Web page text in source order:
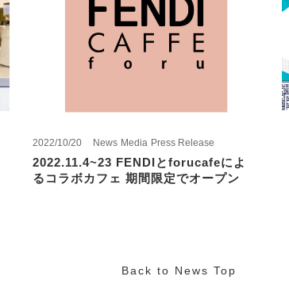
2022/10/20 News Media Press Release
2022.11.4~23 FENDIとforucafeによ
るコラボカフェ 期間限定でオープン
Back to News Top